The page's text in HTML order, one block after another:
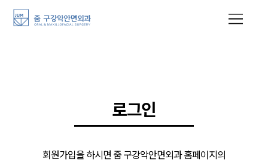
로그인
회원가입을 하시면 줌 구강악안면외과 홈페이지의